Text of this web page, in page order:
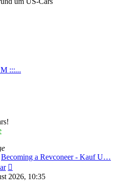
:::...
Becoming a Revconeer - Kauf U…
Beitrag
2026, 10:35